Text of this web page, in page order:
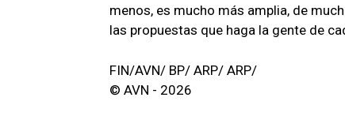
menos, es mucho más amplia, de
las propuestas que haga la gente de
FIN/AVN/ BP/ ARP/ ARP/
© AVN - 2026